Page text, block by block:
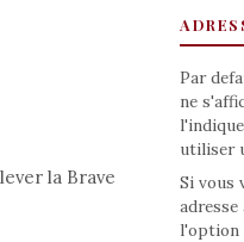
la Brave
Par
ne
utiliser
Si vous
adresse
l'option